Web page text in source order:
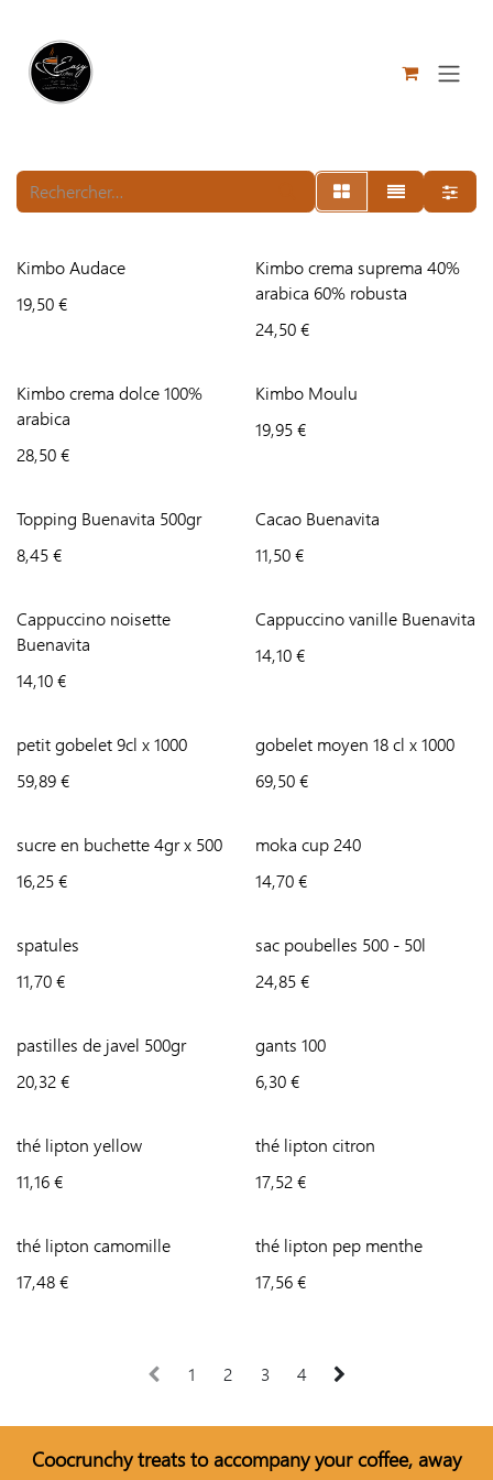
Kimbo Audace
19,50€
Kimbo crema suprema 40%
arabica 60% robusta
24,50€
Kimbo crema dolce 100%
arabica
28,50€
Kimbo Moulu
19,95€
Topping Buenavita 500gr
8,45€
Cacao Buenavita
11,50€
Cappuccino noisette
Buenavita
14,10€
Cappuccino vanille Buenavita
14,10€
petit gobelet 9cl x 1000
59,89€
gobelet moyen 18 cl x 1000
69,50€
sucre en buchette 4gr x 500
16,25€
moka cup 240
14,70€
spatules
11,70€
sac poubelles 500 - 50l
24,85€
pastilles de javel 500gr
20,32€
gants 100
6,30€
thé lipton yellow
11,16€
thé lipton citron
17,52€
thé lipton camomille
17,48€
thé lipton pep menthe
17,56€
1 2 3 4
Coocrunchy treats to accompany your coffee, away